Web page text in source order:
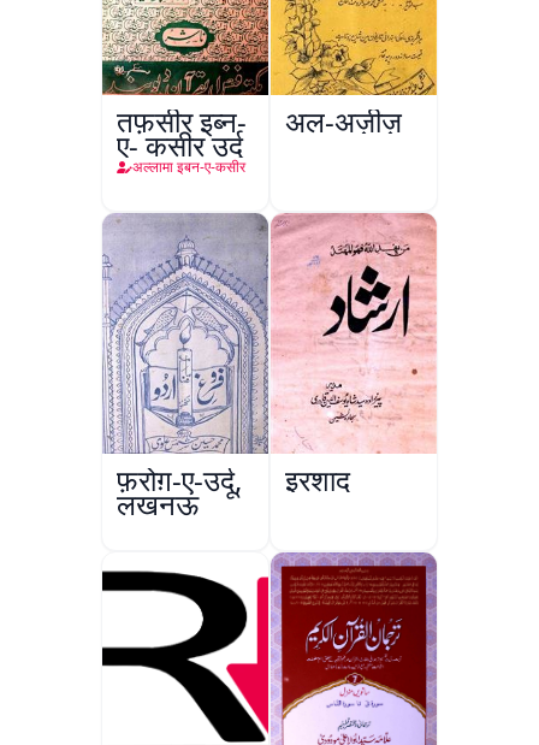
तफ़सीर इब्न-
ए- कसीर उर्दू
अल्लामा इबन-ए-कसीर
अल-अज़ीज़
फ़रोग़-ए-उर्दू,
लखनऊ
इरशाद